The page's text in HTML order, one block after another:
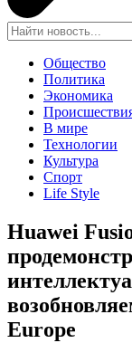
Общество
Политика
Экономика
В мире
Технологии
Культура
Спорт
Life Style
Huawei
Europe